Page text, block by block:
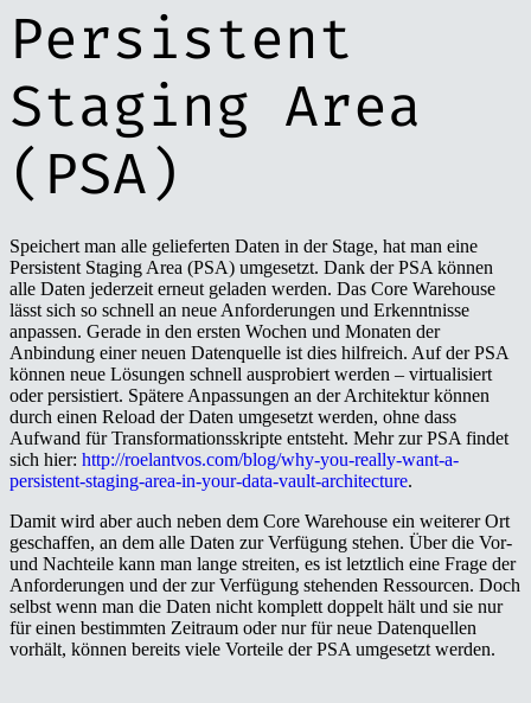
Persistent
Staging Area
(PSA)
Speichert man alle gelieferten Daten in der Stage, hat man eine
Persistent Staging Area (PSA) umgesetzt. Dank der PSA können
alle Daten jederzeit erneut geladen werden. Das Core Warehouse
lässt sich so schnell an neue Anforderungen und Erkenntnisse
anpassen. Gerade in den ersten Wochen und Monaten der
Anbindung einer neuen Datenquelle ist dies hilfreich. Auf der PSA
können neue Lösungen schnell ausprobiert werden – virtualisiert
oder persistiert. Spätere Anpassungen an der Architektur können
durch einen Reload der Daten umgesetzt werden, ohne dass
Aufwand für Transformationsskripte entsteht. Mehr zur PSA findet
sich hier: http://roelantvos.com/blog/why-you-really-want-a-
persistent-staging-area-in-your-data-vault-architecture.
Damit wird aber auch neben dem Core Warehouse ein weiterer Ort
geschaffen, an dem alle Daten zur Verfügung stehen. Über die Vor-
und Nachteile kann man lange streiten, es ist letztlich eine Frage der
Anforderungen und der zur Verfügung stehenden Ressourcen. Doch
selbst wenn man die Daten nicht komplett doppelt hält und sie nur
für einen bestimmten Zeitraum oder nur für neue Datenquellen
vorhält, können bereits viele Vorteile der PSA umgesetzt werden.